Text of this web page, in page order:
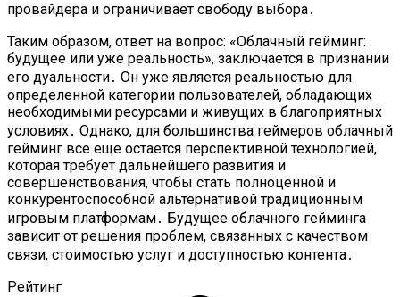
провайдера и ограничивает свободу выбора․
Таким образом, ответ на вопрос: «Облачный гейминг:
будущее или уже реальность», заключается в признании
его дуальности․ Он уже является реальностью для
определенной категории пользователей, обладающих
необходимыми ресурсами и живущих в благоприятных
условиях․ Однако, для большинства геймеров облачный
гейминг все еще остается перспективной технологией,
которая требует дальнейшего развития и
совершенствования, чтобы стать полноценной и
конкурентоспособной альтернативой традиционным
игровым платформам․ Будущее облачного гейминга
зависит от решения проблем, связанных с качеством
связи, стоимостью услуг и доступностью контента․
Рейтинг